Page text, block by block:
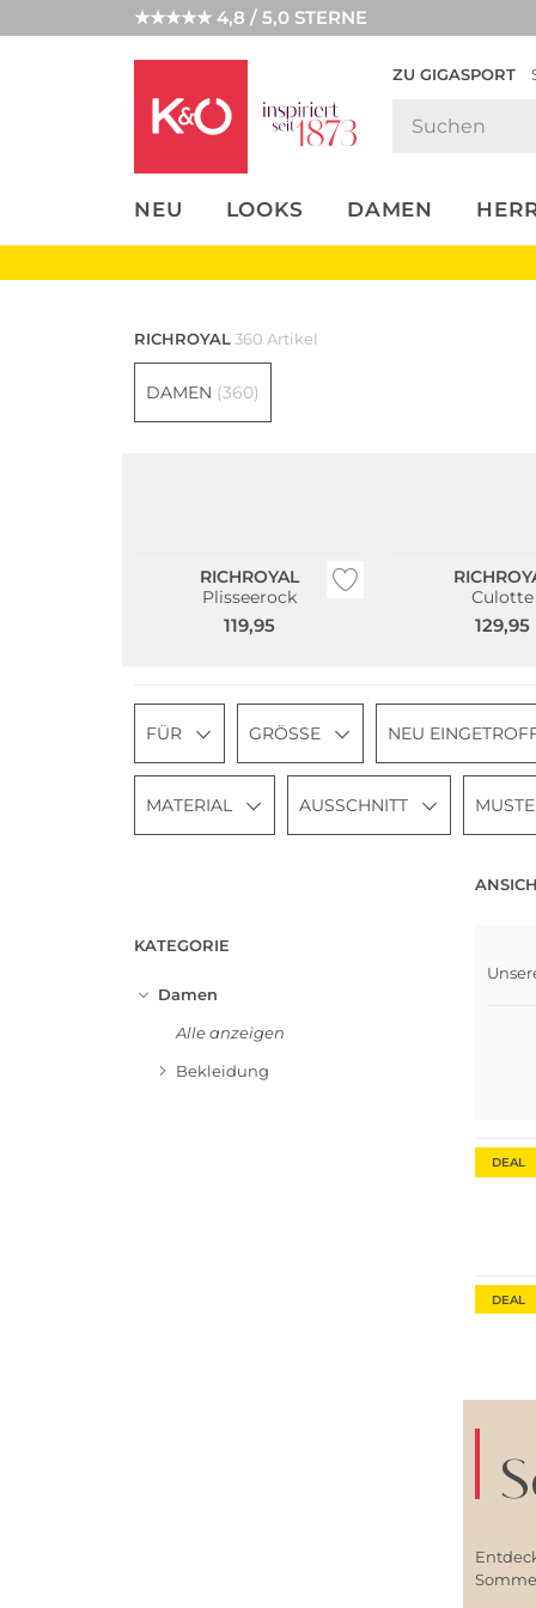
★★★★★ 4,8 / 5,0 STERNE
ZU GIGASPORT
NEU LOOKS DAMEN
UNSERE APP
CLICK &
RICHROYAL360 Artikel
DAMEN (360)
RICHROYAL
Plisseerock
119,95
Culotte
129,95
FÜR GRÖSSE NEU
MATERIAL AUSSCHNITT
KATEGORIE
Damen
Alle anzeigen
Bekleidung
DEAL
DEAL